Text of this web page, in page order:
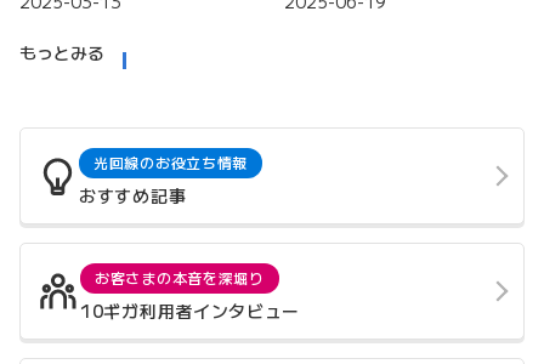
もっとみる
光回線のお役立ち情報
おすすめ記事
お客さまの本音を深堀り
10ギガ利用者インタビュー